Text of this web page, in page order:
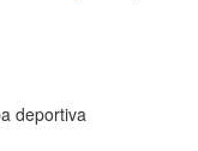
deportiva